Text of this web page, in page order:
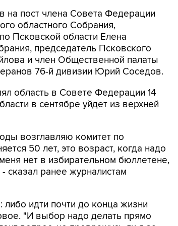
на пост члена Совета Федерации
областного Собрания,
Псковской области Елена
председатель Псковского
и член Общественной палаты
76-й дивизии Юрий Соседов.
область в Совете Федерации 14
в сентябре уйдет из верхней
возглавляю комитет по
50 лет, это возраст, когда надо
нет в избирательном бюллетене,
сказал ранее журналистам
идти почти до конца жизни
"И выбор надо делать прямо